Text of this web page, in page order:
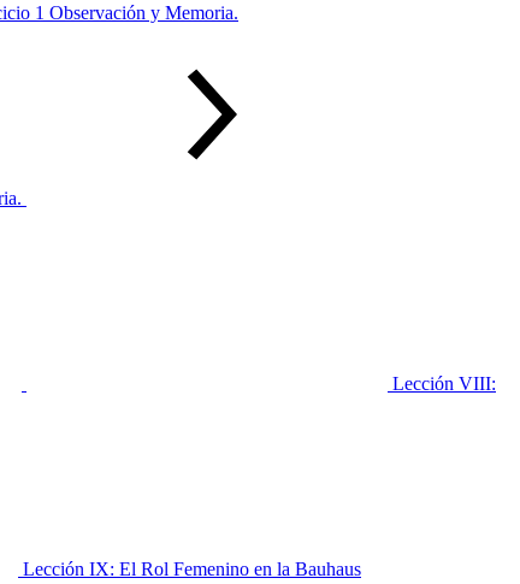
1 Observación y Memoria.
Lección VIII:
Lección IX: El Rol Femenino en la Bauhaus